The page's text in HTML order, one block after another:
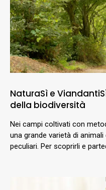
NaturaSì e
della biodiversità
Nei campi coltivati con
una grande varietà di
peculiari. Per scoprirli e